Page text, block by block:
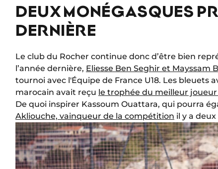
DEUX MONÉGASQUES
DERNIÈRE
Le club du Rocher continue donc d’être bien
l’année dernière, Eliesse Ben Seghir et Mayssam
tournoi avec l'Équipe de France U18. Les
marocain avait reçu le trophée du meilleur
De quoi inspirer Kassoum Ouattara, qui pourra
Akliouche, vainqueur de la compétition il y a deux